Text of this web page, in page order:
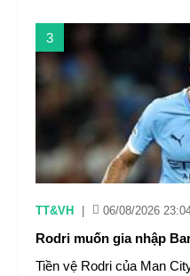
3
TT&VH 06/08/2026
Rodri muốn gia nhập
Tiền vệ Rodri của Man